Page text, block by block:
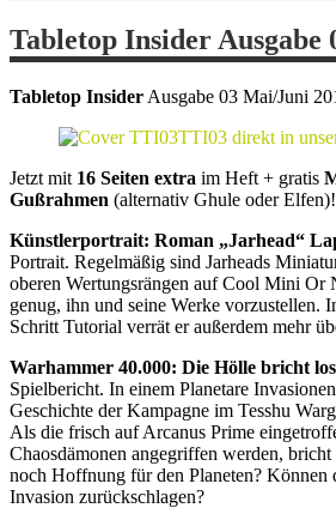
Tabletop Insider Ausgabe
Tabletop Insider Ausgabe 03 Mai/Juni
TTI03 direkt in
Jetzt mit 16 Seiten extra im Heft + gratis
Gußrahmen (alternativ Ghule oder Elfen)!
Künstlerportrait: Roman „Jarhead“
Portrait. Regelmäßig sind Jarheads
oberen Wertungsrängen auf Cool Mini Or
genug, ihn und seine Werke vorzustellen.
Schritt Tutorial verrät er außerdem mehr
Warhammer 40.000: Die Hölle bricht
Spielbericht. In einem Planetare
Geschichte der Kampagne im Tesshu
Als die frisch auf Arcanus Prime
Chaosdämonen angegriffen werden,
noch Hoffnung für den Planeten? Können
Invasion zurückschlagen?